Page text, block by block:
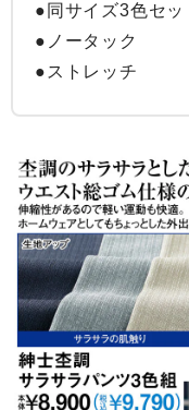
●同サイズ3色セッ
●ノータック
●ストレッチ